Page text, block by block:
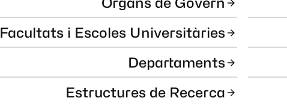
Facultats i Escoles Universitàries
Departaments
Estructures de Recerca